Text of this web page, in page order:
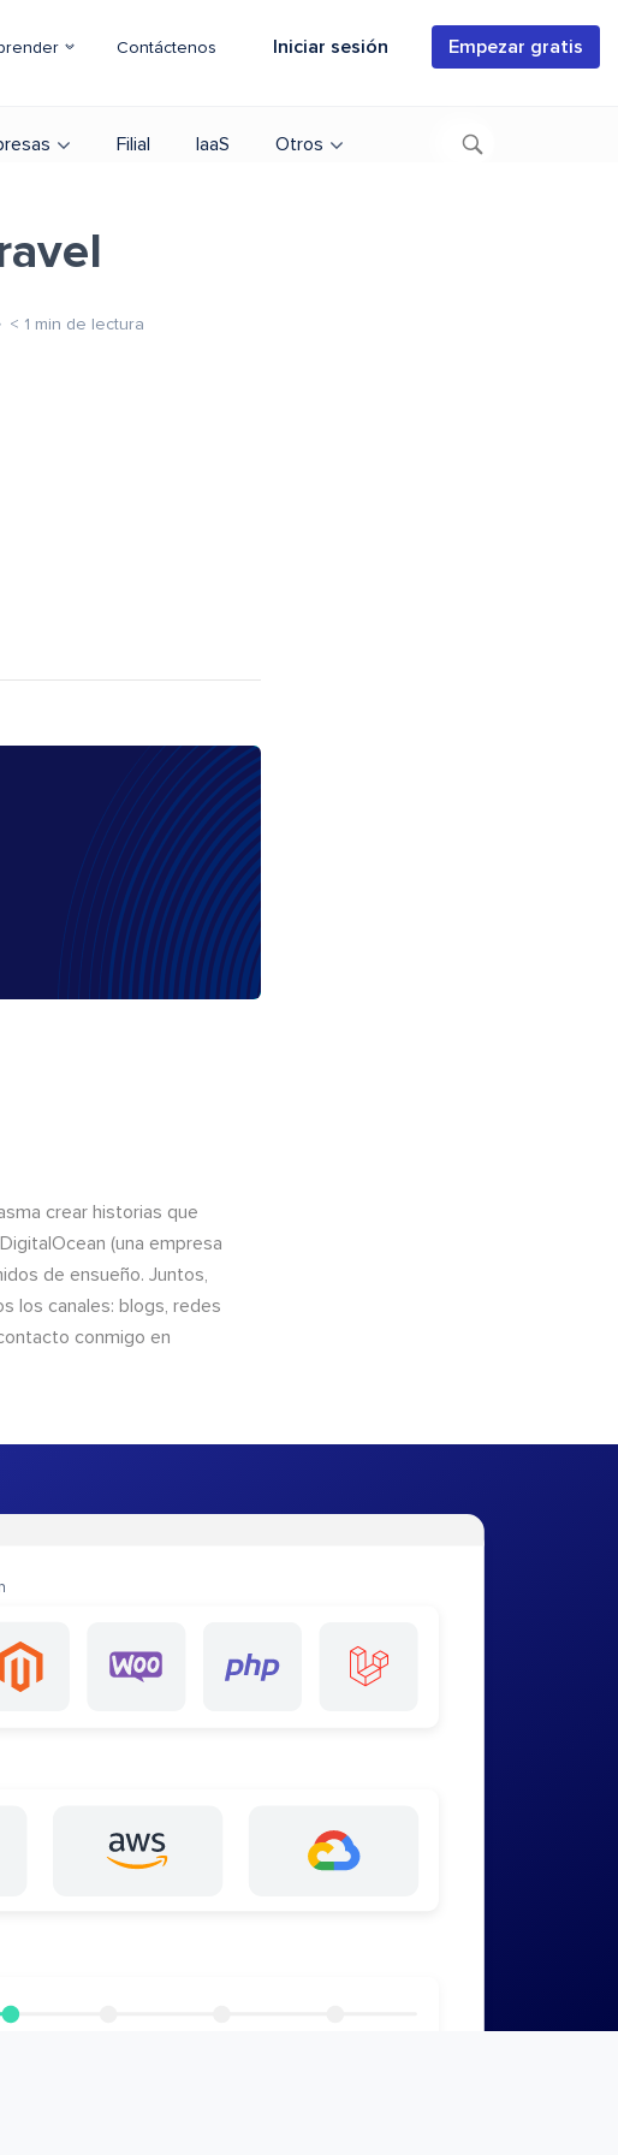
Contáctenos Iniciar sesión Empezar gratis
Filial IaaS Otros
< 1 min de lectura
crear historias que
(una empresa
de ensueño. Juntos,
los canales: blogs, redes
conmigo en